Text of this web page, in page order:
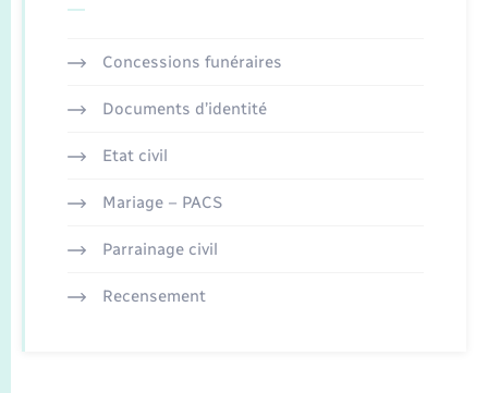
Concessions funéraires
Documents d’identité
Etat civil
Mariage – PACS
Parrainage civil
Recensement